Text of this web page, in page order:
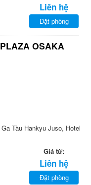
Liên hệ
Đặt phòng
OSAKA
Tàu Hankyu Juso, Hotel
Giá từ:
Liên hệ
Đặt phòng